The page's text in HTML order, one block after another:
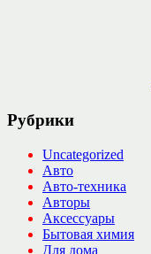
Рубрики
Uncategorized
Авто
Авто-техника
Авторы
Аксессуары
Бытовая химия
Для дома